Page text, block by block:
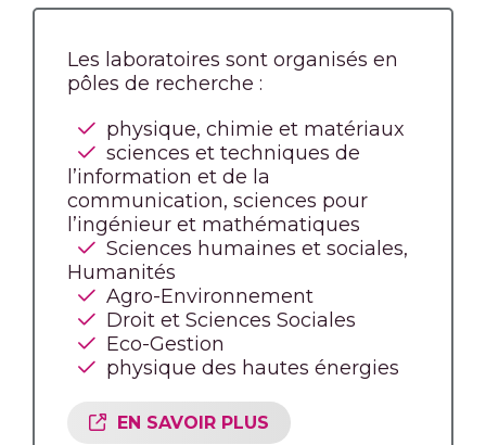
Les laboratoires sont organisés en
pôles de recherche :
physique, chimie et matériaux
sciences et techniques de
l’information et de la
communication, sciences pour
l’ingénieur et mathématiques
Sciences humaines et sociales,
Humanités
Agro-Environnement
Droit et Sciences Sociales
Eco-Gestion
physique des hautes énergies
EN SAVOIR PLUS